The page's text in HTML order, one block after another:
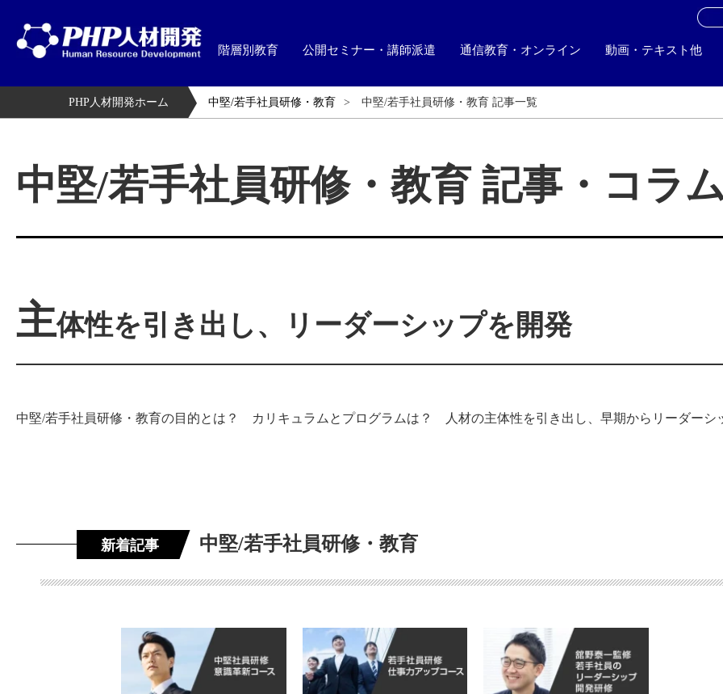
階層別教育 公開セミナー・講師派遣 通信教育・オンライン 動画・テキスト他
PHP人材開発ホーム 中堅/若手社員研修・教育 中堅/若手社員研修・教育 記事一覧
中堅/若手社員研修・教育 記事・コラ
主体性を引き出し、リーダーシップを開発
中堅/若手社員研修・教育の目的とは？ カリキュラムとプログラムは？ 人材の主体性を引き出し、早期からリーダーシ
新着記事 中堅/若手社員研修・教育